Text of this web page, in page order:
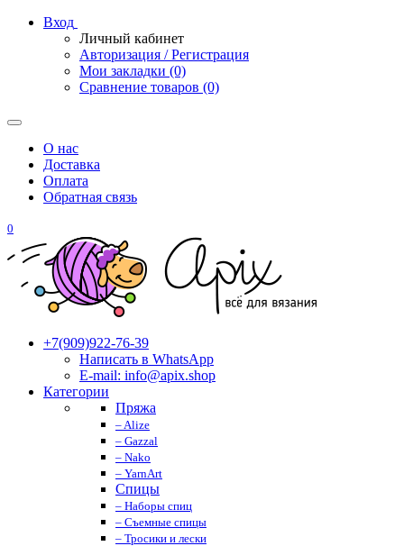
Вход
Личный кабинет
Авторизация / Регистрация
Мои закладки (0)
Сравнение товаров (0)
О нас
Доставка
Оплата
Обратная связь
0
+7(909)922-76-39
Написать в WhatsApp
E-mail: info@apix.shop
Категории
Пряжа
– Alize
– Gazzal
– Nako
– YarnArt
Спицы
– Наборы спиц
– Съемные спицы
– Тросики и лески